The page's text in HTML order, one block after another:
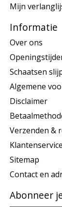
Mijn
Informatie
Over ons
Schaatsen
Algemene
Disclaimer
Verzenden &
Klantenservice
Sitemap
Contact en
Abonneer